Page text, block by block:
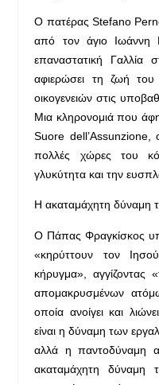
Ο πατέρας Stefano
από τον άγιο
επαναστατική
αφιερώσει τη ζωή
οικογενειών στις
Μια κληρονομιά που
Suore dell’Assunzione,
πολλές χώρες του
γλυκύτητα και την
Η ακαταμάχητη δύναμη
Ο Πάπας Φραγκίσκος
«κηρύττουν τον
κήρυγμα», αγγίζοντας
απομακρυσμένων
οποία ανοίγει και
είναι η δύναμη των
αλλά η παντοδύναμη
ακαταμάχητη δύναμη